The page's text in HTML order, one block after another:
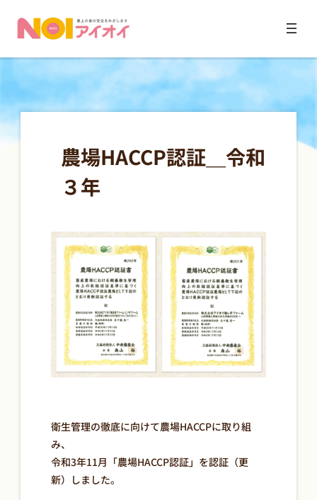
容
を
農場HACCP認証＿令和
３年
衛生管理の徹底に向けて農場HACCPに取り組
み、
令和3年11月「農場HACCP認証」を認証（更
新）しました。